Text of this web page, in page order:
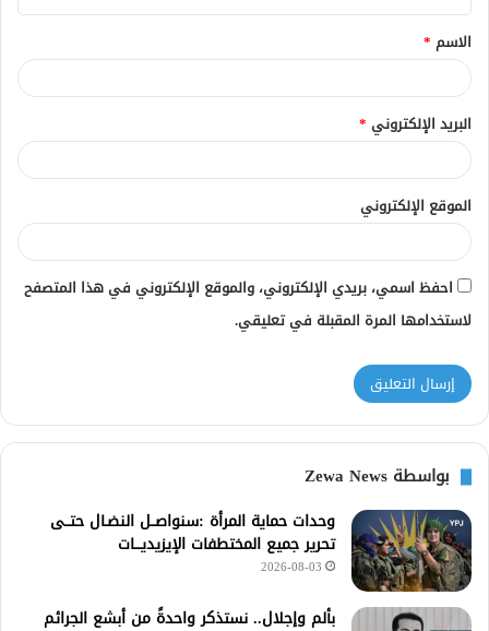
ق
*
الاسم *
البريد الإلكتروني *
الموقع الإلكتروني
احفظ اسمي، بريدي الإلكتروني، والموقع الإلكتروني في هذا المتصفح
لاستخدامها المرة المقبلة في تعليقي.
بواسطة Zewa News
وحدات حماية المرأة :سنواصــل النضـال حتــى
تحرير جميع المختطفات الإيزيديـــات
2026-08-03
بألم وإجلال.. نستذكر واحدةً من أبشع الجرائم